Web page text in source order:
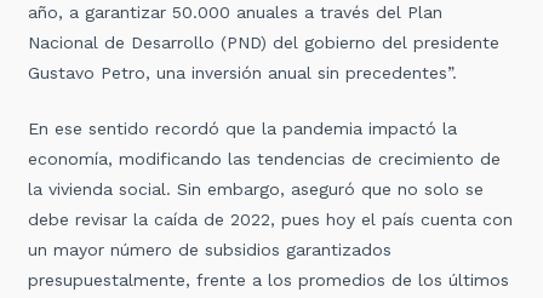
año, a garantizar 50.000 anuales a través del Plan
Nacional de Desarrollo (PND) del gobierno del presidente
Gustavo Petro, una inversión anual sin precedentes”.
En ese sentido recordó que la pandemia impactó la
economía, modificando las tendencias de crecimiento de
la vivienda social. Sin embargo, aseguró que no solo se
debe revisar la caída de 2022, pues hoy el país cuenta con
un mayor número de subsidios garantizados
presupuestalmente, frente a los promedios de los últimos